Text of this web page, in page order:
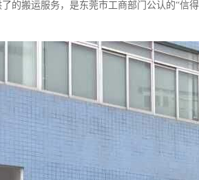
的搬运服务，是东莞市工商部门公认的“信